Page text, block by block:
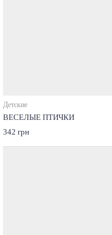
Детские
ВЕСЕЛЫЕ ПТИЧКИ
342 грн